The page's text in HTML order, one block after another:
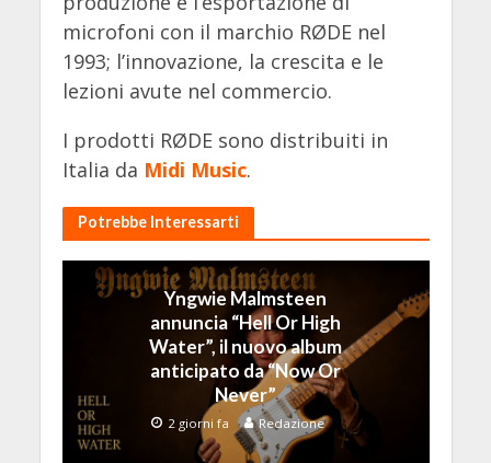
microfoni con il marchio RØDE nel
1993; l’innovazione, la crescita e le
lezioni avute nel commercio.
I prodotti RØDE sono distribuiti in
Italia da Midi Music.
Potrebbe Interessarti
Yngwie Malmsteen
annuncia “Hell Or High
Water”, il nuovo album
anticipato da “Now Or
Never”
2 giorni fa Redazione